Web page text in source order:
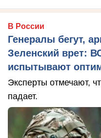
В России
Генералы бегут,
Зеленский врет:
испытывают
Эксперты отмечают,
падает.